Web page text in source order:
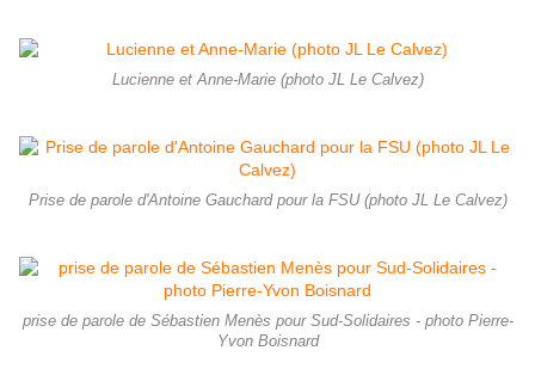
Lucienne et Anne-Marie (photo JL Le Calvez)
Prise de parole d'Antoine Gauchard pour la FSU (photo JL Le Calvez)
prise de parole de Sébastien Menès pour Sud-Solidaires - photo Pierre-
Yvon Boisnard